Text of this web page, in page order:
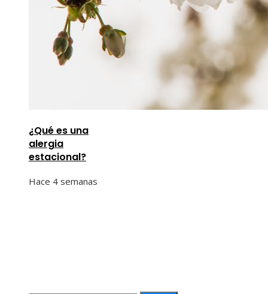
¿Qué es una
alergia
estacional?
Hace 4 semanas